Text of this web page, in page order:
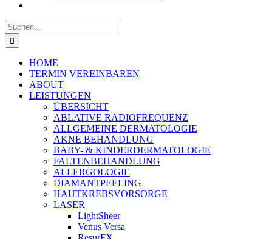
Suche
nach:
HOME
TERMIN VEREINBAREN
ABOUT
LEISTUNGEN
ÜBERSICHT
ABLATIVE RADIOFREQUENZ
ALLGEMEINE DERMATOLOGIE
AKNE BEHANDLUNG
BABY- & KINDERDERMATOLOGIE
FALTENBEHANDLUNG
ALLERGOLOGIE
DIAMANTPEELING
HAUTKREBSVORSORGE
LASER
LightSheer
Venus Versa